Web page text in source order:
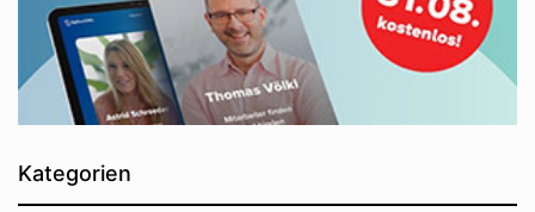
Kategorien